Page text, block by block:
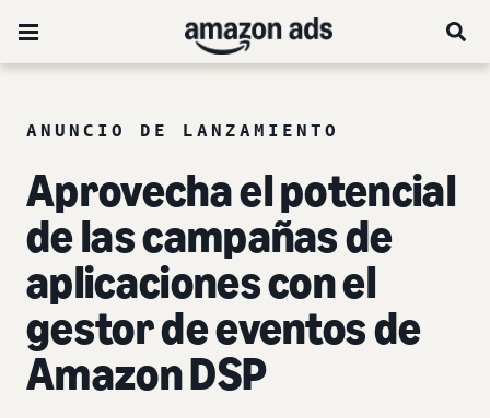
ANUNCIO DE LANZAMIENTO
Aprovecha el potencial
de las campañas de
aplicaciones con el
gestor de eventos de
Amazon DSP